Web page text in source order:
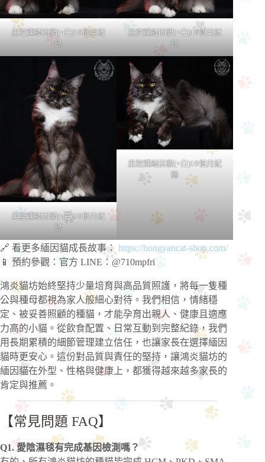
黑煙燻緬因貓(+白)10個月紀
錄
黑煙燻緬因貓(+白)10個月紀
錄
黑煙燻緬因貓(+白)10個月紀
錄
黑煙燻緬因貓(+白)10個月紀
錄
🔗 看更多緬因貓成長故事： https://hongyancat-shop.com/
📱 預約參觀：官方 LINE：@710mpfri
鴻炎貓坊始終堅持少量培育與高品質照護，將每一隻種
公與種母都視為家人般細心對待。我們相信，情緒穩
定、被妥善照顧的種貓，才能孕育出親人、健康且適應
力高的小貓。從飲食配置、日常互動到完整紀錄，我們
用長期累積的細節管理建立信任，也讓家長在選擇緬因
貓時更安心。這份對品質與責任的堅持，讓鴻炎貓坊的
緬因貓在外型、性格與健康上，都獲得越來越多家長的
肯定與推薦。
【常見問題 FAQ】
Q1. 愛陰濕毯有完成基因檢測嗎？